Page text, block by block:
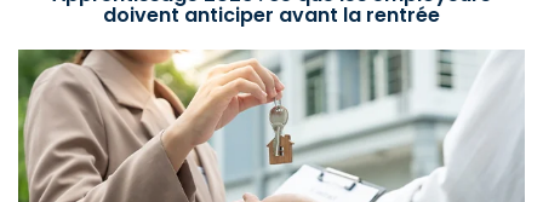
doivent anticiper avant la rentrée